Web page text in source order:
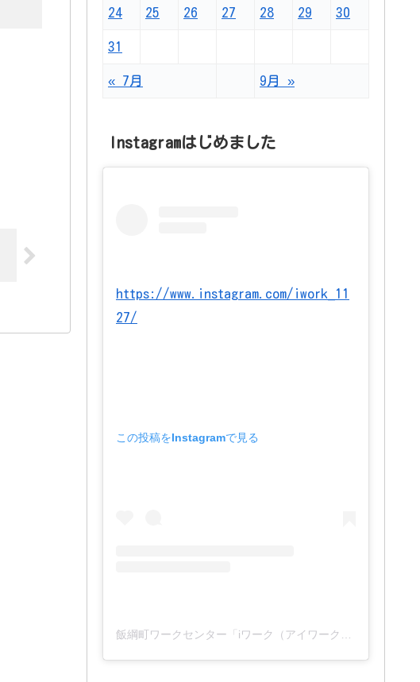
24 25 26 27 28 29 30
31
« 7月 9月 »
Instagramはじめました
https://www.instagram.com/iwork_11
27/
この投稿をInstagramで見る